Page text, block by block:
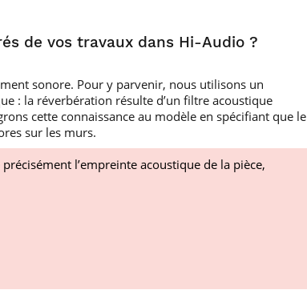
de vos travaux dans Hi-Audio ?
sonore. Pour y parvenir, nous utilisons un
: la réverbération résulte d’un filtre acoustique
cette connaissance au modèle en spécifiant que le
sur les murs.
l’empreinte acoustique de la pièce,